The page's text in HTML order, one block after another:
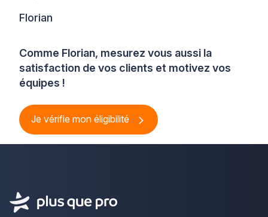
Comme Florian, mesurez vous aussi la
satisfaction de vos clients et motivez vos
équipes !
Je vérifie mon éligibilité
Florian